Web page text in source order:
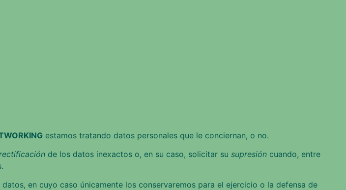
estamos tratando datos personales que le conciernan, o no.
de los datos inexactos o, en su caso, solicitar su supresión cuando, entre
datos, en cuyo caso únicamente los conservaremos para el ejercicio o la defensa de